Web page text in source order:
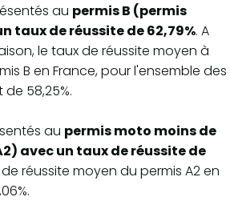
au permis B (permis
taux de réussite de 62,79%. A
le taux de réussite moyen à
B en France, pour l'ensemble des
58,25%.
au permis moto moins de
avec un taux de réussite de
de réussite moyen du permis A2 en